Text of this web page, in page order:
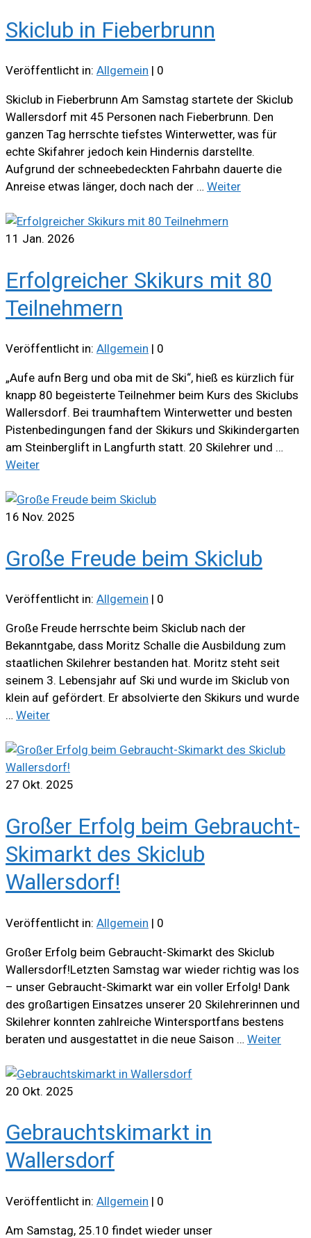
Skiclub in Fieberbrunn
Veröffentlicht in: Allgemein | 0
Skiclub in Fieberbrunn Am Samstag startete der Skiclub
Wallersdorf mit 45 Personen nach Fieberbrunn. Den
ganzen Tag herrschte tiefstes Winterwetter, was für
echte Skifahrer jedoch kein Hindernis darstellte.
Aufgrund der schneebedeckten Fahrbahn dauerte die
Anreise etwas länger, doch nach der … Weiter
11 Jan. 2026
Erfolgreicher Skikurs mit 80
Teilnehmern
Veröffentlicht in: Allgemein | 0
„Aufe aufn Berg und oba mit de Ski“, hieß es kürzlich für
knapp 80 begeisterte Teilnehmer beim Kurs des Skiclubs
Wallersdorf. Bei traumhaftem Winterwetter und besten
Pistenbedingungen fand der Skikurs und Skikindergarten
am Steinberglift in Langfurth statt. 20 Skilehrer und …
Weiter
16 Nov. 2025
Große Freude beim Skiclub
Veröffentlicht in: Allgemein | 0
Große Freude herrschte beim Skiclub nach der
Bekanntgabe, dass Moritz Schalle die Ausbildung zum
staatlichen Skilehrer bestanden hat. Moritz steht seit
seinem 3. Lebensjahr auf Ski und wurde im Skiclub von
klein auf gefördert. Er absolvierte den Skikurs und wurde
… Weiter
27 Okt. 2025
Großer Erfolg beim Gebraucht-
Skimarkt des Skiclub
Wallersdorf!
Veröffentlicht in: Allgemein | 0
Großer Erfolg beim Gebraucht-Skimarkt des Skiclub
Wallersdorf!Letzten Samstag war wieder richtig was los
– unser Gebraucht-Skimarkt war ein voller Erfolg! Dank
des großartigen Einsatzes unserer 20 Skilehrerinnen und
Skilehrer konnten zahlreiche Wintersportfans bestens
beraten und ausgestattet in die neue Saison … Weiter
20 Okt. 2025
Gebrauchtskimarkt in
Wallersdorf
Veröffentlicht in: Allgemein | 0
Am Samstag, 25.10 findet wieder unser